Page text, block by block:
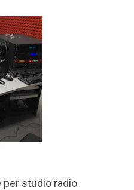
studio radio